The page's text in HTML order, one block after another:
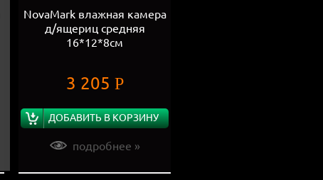
NovaMark влажная камера
д/ящериц средняя
16*12*8см
3 205 Р
ДОБАВИТЬ В КОРЗИНУ
подробнее »